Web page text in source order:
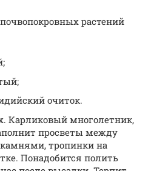
растений
очиток.
Карликовый многолетник,
просветы между
тропинки на
Понадобится полить